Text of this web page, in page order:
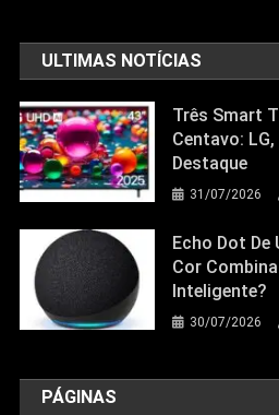
ULTIMAS NOTÍCIAS
Três Smart
Centavo: LG,
Destaque
31/07/2026
Echo Dot De
Cor
Inteligente?
30/07/2026
PÁGINAS